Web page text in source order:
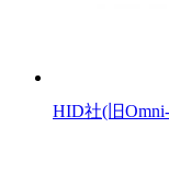
HID社(旧